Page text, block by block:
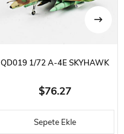
QD019 1/72 A-4E SKYHAWK
SERGILEMEYE HAZIR PLASTIK
UÇAK MODELI
$76.27
Sepete Ekle